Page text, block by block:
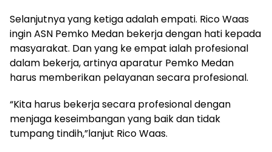
Selanjutnya yang ketiga adalah empati. Rico Waas
ingin ASN Pemko Medan bekerja dengan hati kepada
masyarakat. Dan yang ke empat ialah profesional
dalam bekerja, artinya aparatur Pemko Medan
harus memberikan pelayanan secara profesional.
“Kita harus bekerja secara profesional dengan
menjaga keseimbangan yang baik dan tidak
tumpang tindih,”lanjut Rico Waas.